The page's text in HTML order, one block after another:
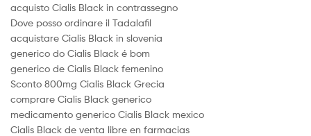
acquisto Cialis Black in contrassegno
Dove posso ordinare il Tadalafil
acquistare Cialis Black in slovenia
generico do Cialis Black é bom
generico de Cialis Black femenino
Sconto 800mg Cialis Black Grecia
comprare Cialis Black generico
medicamento generico Cialis Black mexico
Cialis Black de venta libre en farmacias